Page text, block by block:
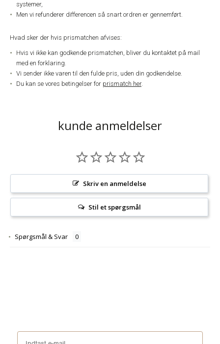
systemer,
Men vi refunderer differencen så snart ordren er gennemført.
Hvad sker der hvis prismatchen afvises:
Hvis vi ikke kan godkende prismatchen, bliver du kontaktet på mail
med en forklaring.
Vi sender ikke varen til den fulde pris, uden din godkendelse.
Du kan se vores betingelser for prismatch her.
kunde anmeldelser
Skriv en anmeldelse
Stil et spørgsmål
Spørgsmål & Svar